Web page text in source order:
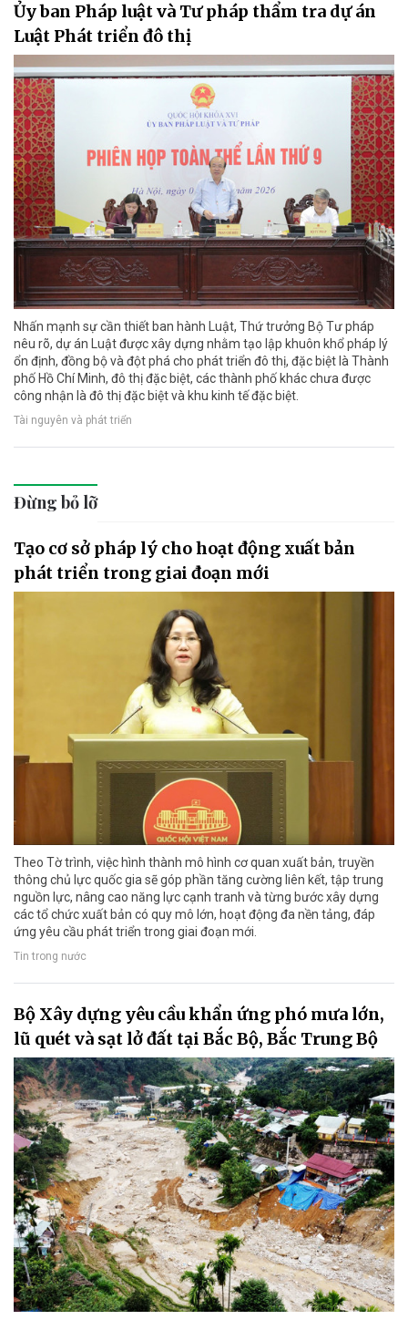
Ủy ban Pháp luật và Tư pháp thẩm tra dự án
Luật Phát triển đô thị
Nhấn mạnh sự cần thiết ban hành Luật, Thứ trưởng Bộ Tư pháp
nêu rõ, dự án Luật được xây dựng nhằm tạo lập khuôn khổ pháp lý
ổn định, đồng bộ và đột phá cho phát triển đô thị, đặc biệt là Thành
phố Hồ Chí Minh, đô thị đặc biệt, các thành phố khác chưa được
công nhận là đô thị đặc biệt và khu kinh tế đặc biệt.
Tài nguyên và phát triển
Đừng bỏ lỡ
Tạo cơ sở pháp lý cho hoạt động xuất bản
phát triển trong giai đoạn mới
Theo Tờ trình, việc hình thành mô hình cơ quan xuất bản, truyền
thông chủ lực quốc gia sẽ góp phần tăng cường liên kết, tập trung
nguồn lực, nâng cao năng lực cạnh tranh và từng bước xây dựng
các tổ chức xuất bản có quy mô lớn, hoạt động đa nền tảng, đáp
ứng yêu cầu phát triển trong giai đoạn mới.
Tin trong nước
Bộ Xây dựng yêu cầu khẩn ứng phó mưa lớn,
lũ quét và sạt lở đất tại Bắc Bộ, Bắc Trung Bộ